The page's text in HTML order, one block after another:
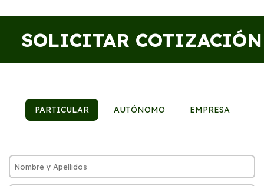
SOLICITAR COTIZACIÓN
PARTICULAR AUTÓNOMO EMPRESA